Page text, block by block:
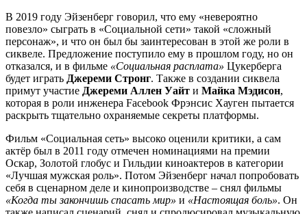
В 2019 году Эйзенберг говорил, что ему «невероятно
повезло» сыграть в «Социальной сети» такой «сложный
персонаж», и что он был бы заинтересован в этой же роли в
сиквеле. Предложение поступило ему в прошлом году, но он
отказался, и в фильме «Социальная расплата» Цукерберга
будет играть Джереми Стронг. Также в создании сиквела
примут участие Джереми Аллен Уайт и Майка Мэдисон,
которая в роли инженера Facebook Фрэнсис Хауген пытается
раскрыть тщательно охраняемые секреты платформы.
Фильм «Социальная сеть» высоко оценили критики, а сам
актёр был в 2011 году отмечен номинациями на премии
Оскар, Золотой глобус и Гильдии киноактеров в категории
«Лучшая мужская роль». Потом Эйзенберг начал попробовать
себя в сценарном деле и кинопроизводстве – снял фильмы
«Когда ты закончишь спасать мир» и «Настоящая боль». Он